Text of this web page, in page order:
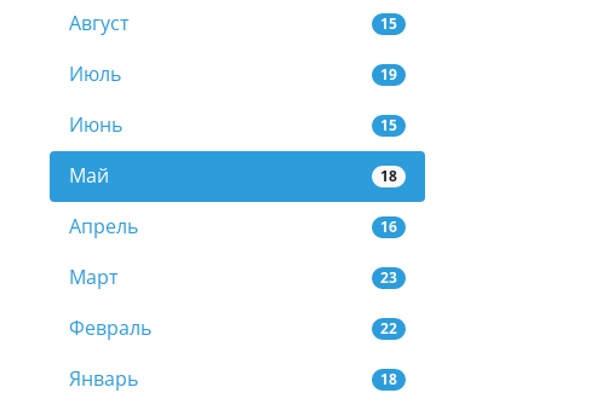
Август 15
Июль 19
Июнь 15
Май 18
Апрель 16
Март 23
Февраль 22
Январь 18